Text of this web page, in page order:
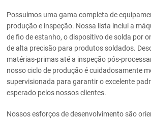
Possuímos uma gama completa de
produção e inspeção. Nossa lista inclui a
de fio de estanho, o dispositivo de solda por
de alta precisão para produtos soldados.
matérias-primas até a inspeção pós-
nosso ciclo de produção é cuidadosamente
supervisionada para garantir o excelente
esperado pelos nossos clientes.
Nossos esforços de desenvolvimento são